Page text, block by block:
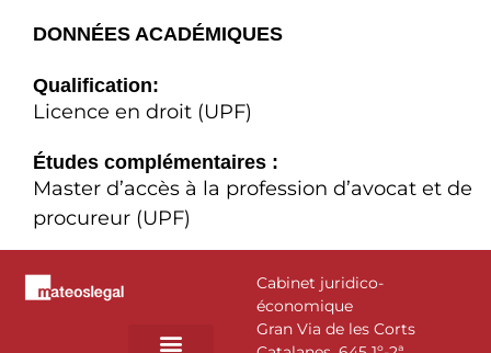
DONNÉES ACADÉMIQUES
Qualification:
Licence en droit (UPF)
Études complémentaires :
Master d’accès à la profession d’avocat et de
procureur (UPF)
Cabinet juridico-
économique
Gran Via de les Corts